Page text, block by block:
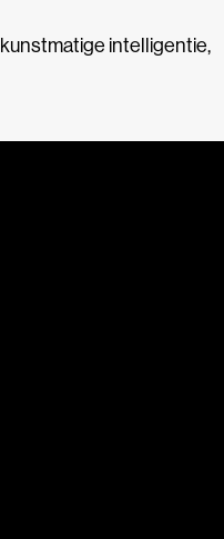
kunstmatige intelligentie,